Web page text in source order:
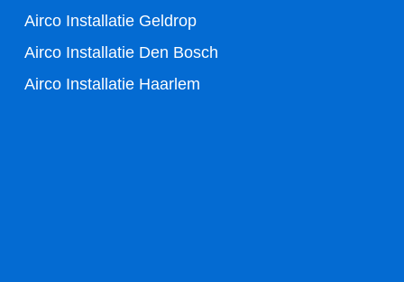
Airco Installatie Geldrop
Airco Installatie Den Bosch
Airco Installatie Haarlem